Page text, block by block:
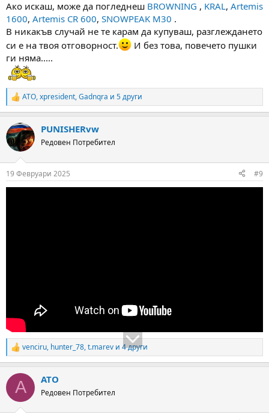
Ако искаш, може да погледнеш BROWNING , KRAL, Artemis
1600, Artemis CR 600, SNOWPEAK M30 .
В никакъв случай не те карам да купуваш, разглеждането
си е на твоя отговорност.
И без това, повечето пушки
ги няма.....
R
e
c
t
i
s
:
ATO,xpresident,Gadnqra и 5 други
PUNISHERvw
Редовен Потребител
19 Февруари 2025 #9
R
e
c
i
venciru, hunter_78,t.marev и 4 други
A ATO
Редовен Потребител